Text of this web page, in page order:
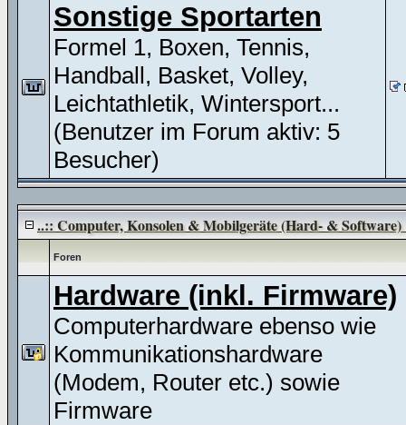
Sonstige Sportarten
Formel 1, Boxen, Tennis,
Handball, Basket, Volley,
Leichtathletik, Wintersport...
(Benutzer im Forum aktiv: 5
Besucher)
..:: Computer, Konsolen & Mobilgeräte (Hard- & Software)
Foren
Hardware (inkl. Firmware)
Computerhardware ebenso wie
Kommunikationshardware
(Modem, Router etc.) sowie
Firmware